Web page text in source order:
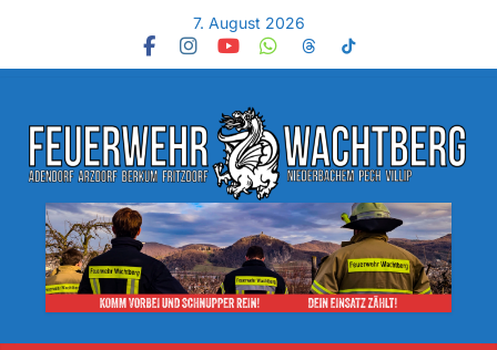
7. August 2026